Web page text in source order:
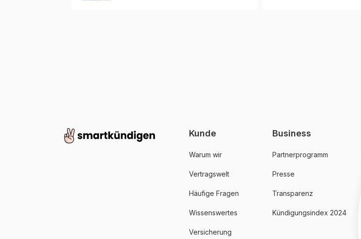
Kunde
Warum wir
Vertragswelt
Häufige Fragen
Wissenswertes
Versicherung
Business
Partnerprogramm
Presse
Transparenz
Kündigungsindex 2024